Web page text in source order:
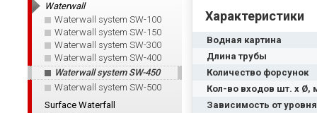
Характеристики
Водная картина
Длина трубы
Количество форсунок
Кол-во входов шт. x Ø,
Зависимость от
Waterwall
Waterwall system SW-100
Waterwall system SW-150
Waterwall system SW-300
Waterwall system SW-400
Waterwall system SW-450
Waterwall system SW-500
Surface Waterfall